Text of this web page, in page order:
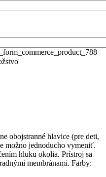
obojstranné hlavice (pre deti,
možno jednoducho vymeniť.
hluku okolia. Prístroj sa
membránami. Farby: